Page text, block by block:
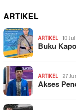
ARTIKEL
ARTIKEL 10
Buku
ARTIKEL 27
Akses